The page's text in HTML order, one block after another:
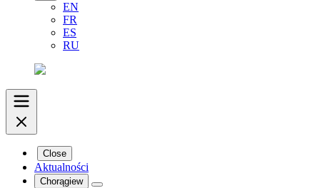
EN
FR
ES
RU
Close
Aktualności
Chorągiew